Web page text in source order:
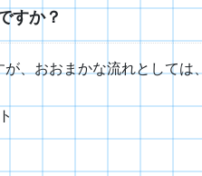
すか？
、おおまかな流れとしては、